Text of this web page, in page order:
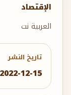
الإقتصاد
العربية نت
تاريخ النشر
2022-12-15